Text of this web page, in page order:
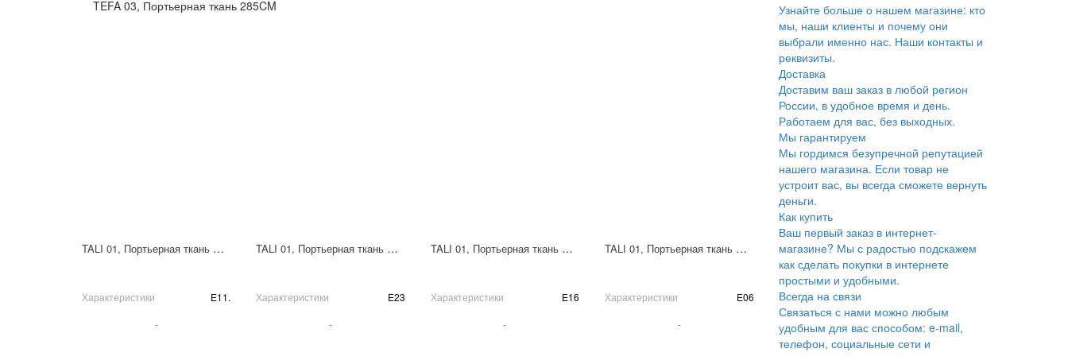
TEFA 03, Портьерная ткань 285CM
TALI 01, Портьерная ткань Пано 310х310 см
Характеристики
E11.
-
TALI 01, Портьерная ткань Пано 310х310 см
Характеристики
E23
-
TALI 01, Портьерная ткань Пано 310х310 см
Характеристики
E16
-
TALI 01, Портьерная ткань Пано 310х310 см
Характеристики
E06
-
Узнайте больше о нашем магазине: кто
мы, наши клиенты и почему они
выбрали именно нас. Наши контакты и
реквизиты.
Доставка
Доставим ваш заказ в любой регион
России, в удобное время и день.
Работаем для вас, без выходных.
Мы гарантируем
Мы гордимся безупречной репутацией
нашего магазина. Если товар не
устроит вас, вы всегда сможете вернуть
деньги.
Как купить
Ваш первый заказ в интернет-
магазине? Мы с радостью подскажем
как сделать покупки в интернете
простыми и удобными.
Всегда на связи
Связаться с нами можно любым
удобным для вас способом: e-mail,
телефон, социальные сети и